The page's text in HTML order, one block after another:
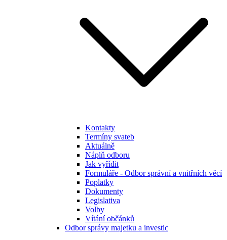
Kontakty
Termíny svateb
Aktuálně
Náplň odboru
Jak vyřídit
Formuláře - Odbor správní a vnitřních věcí
Poplatky
Dokumenty
Legislativa
Volby
Vítání občánků
Odbor správy majetku a investic